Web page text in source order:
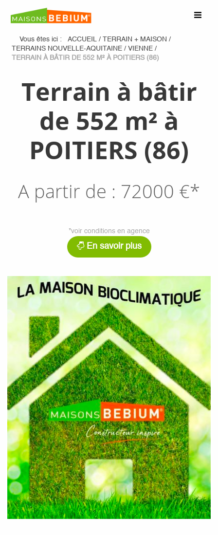
Vous êtes ici : ACCUEIL / TERRAIN + MAISON /
TERRAINS NOUVELLE-AQUITAINE / VIENNE /
TERRAIN À BÂTIR DE 552 M² À POITIERS (86)
Terrain à bâtir
de 552 m² à
POITIERS (86)
A partir de : 72000 €*
*voir conditions en agence
En savoir plus